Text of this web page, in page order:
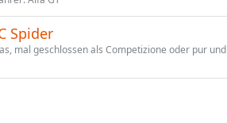
Spider
mal geschlossen als Competizione oder pur und